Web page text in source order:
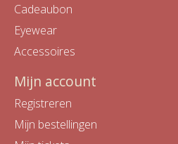
Cadeaubon
Eyewear
Accessoires
Mijn account
Registreren
Mijn bestellingen